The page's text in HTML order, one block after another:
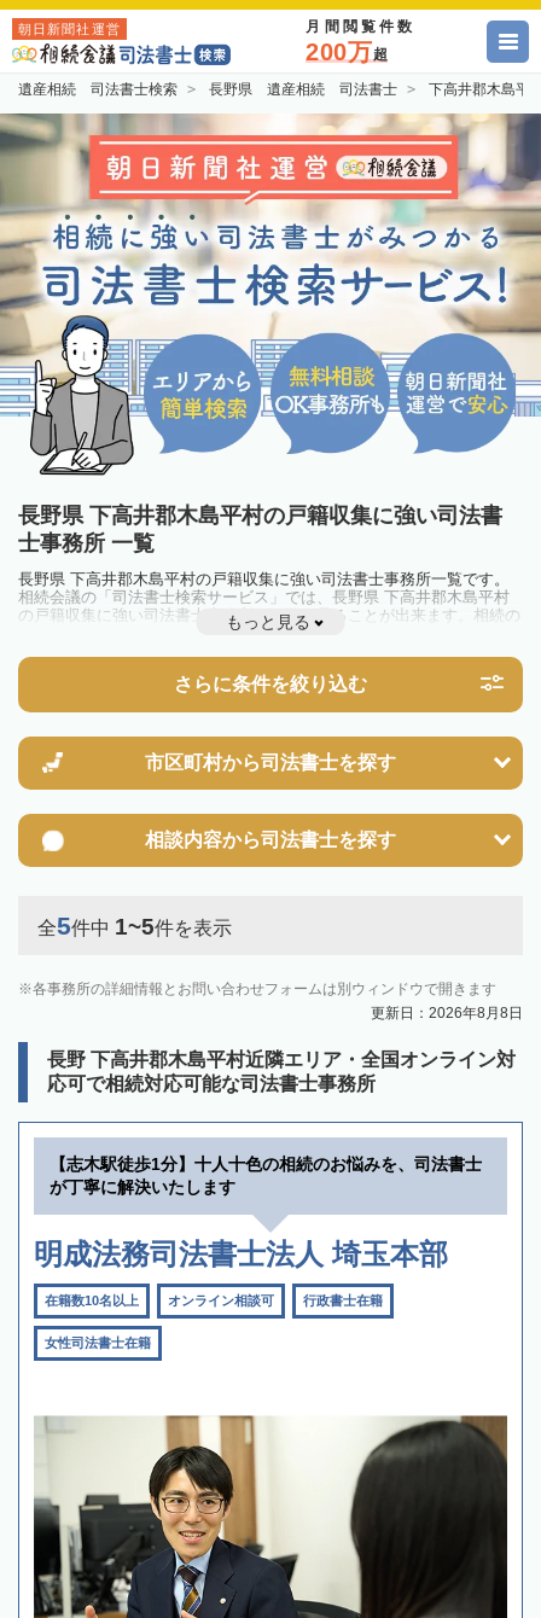
朝日新聞社運営 月間閲覧件数
200万超
遺産相続 司法書士検索 長野県 遺産相続 司法書士 下高井郡木島
長野県 下高井郡木島平村の戸籍収集に強い司法書
士事務所 一覧
長野県 下高井郡木島平村の戸籍収集に強い司法書士事務所一覧です。
相続会議の「司法書士検索サービス」では、長野県 下高井郡木島平村
の戸籍収集に強い司法書士事務所を一覧で見ることが出来ます。相続の
トラブルやお悩みを抱えている方は一度近隣の司法書士に相談してみま
もっと見る
さらに条件を絞り込む
市区町村から司法書士を探す
相談内容から司法書士を探す
全5件中 1~5件を表示
各事務所の詳細情報とお問い合わせフォームは別ウィンドウで開きます
更新日：2026年8月8日
長野 下高井郡木島平村近隣エリア・全国オンライン対
応可で相続対応可能な司法書士事務所
【志木駅徒歩1分】十人十色の相続のお悩みを、司法書士
が丁寧に解決いたします
明成法務司法書士法人 埼玉本部
在籍数10名以上 オンライン相談可 行政書士在籍
女性司法書士在籍